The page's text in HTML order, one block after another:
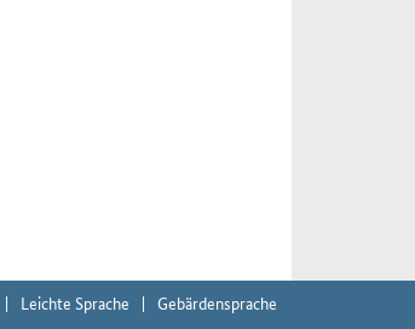
Leichte Sprache Gebärdensprache